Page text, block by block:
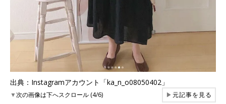
出典：Instagramアカウント「ka_n_o08050402」
▼次の画像は下へスクロール (4/6) ▶元記事を見る